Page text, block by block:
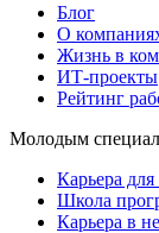
Блог
О
Жизнь в
ИТ-проекты
Рейтинг
Молодым
Карьера
Школа
Карьера в